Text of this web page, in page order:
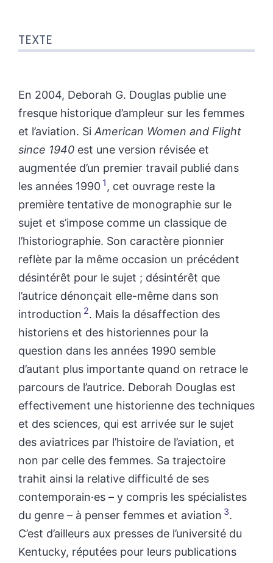
Notes
Citer cet article
TEXTE
En 2004, Deborah G. Douglas publie une
fresque historique d’ampleur sur les femmes
et l’aviation. SiAmerican Women and Flight
since 1940 est une version révisée et
augmentée d’un premier travail publié dans
les années 1990 1, cet ouvrage reste la
première tentative de monographie sur le
sujet et s’impose comme un classique de
l’historiographie. Son caractère pionnier
reflète par la même occasion un précédent
désintérêt pour le sujet ; désintérêt que
l’autrice dénonçait elle-même dans son
introduction 2. Mais la désaffection des
historiens et des historiennes pour la
question dans les années 1990 semble
d’autant plus importante quand on retrace le
parcours de l’autrice. Deborah Douglas est
effectivement une historienne des techniques
et des sciences, qui est arrivée sur le sujet
des aviatrices par l’histoire de l’aviation, et
non par celle des femmes. Sa trajectoire
trahit ainsi la relative difficulté de ses
contemporain·es – y compris les spécialistes
du genre – à penser femmes et aviation 3.
C’est d’ailleurs aux presses de l’université du
Kentucky, réputées pour leurs publications